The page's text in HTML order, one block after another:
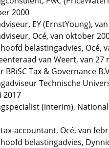
2000
EY (ErnstYoung),
Océ, van oktober
belastingadvies, Océ,
van Weert, van 27
BRiSC Tax & Governance
Technische
2017
(interim),
accountant, Océ, van
belastingadvies,